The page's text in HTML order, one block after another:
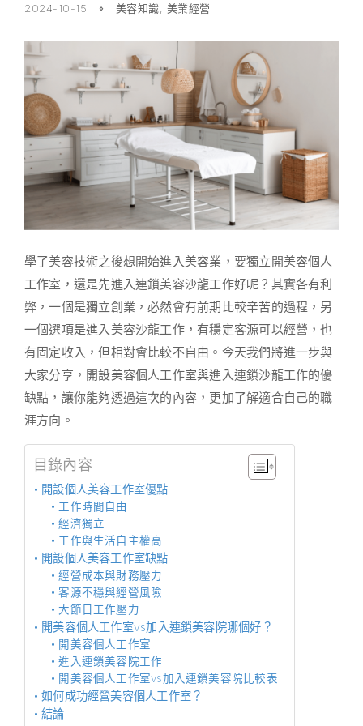
2024-10-15 美容知識 美業經營
學了美容技術之後想開始進入美容業，要獨立開美容個人
工作室，還是先進入連鎖美容沙龍工作好呢？其實各有利
弊，一個是獨立創業，必然會有前期比較辛苦的過程，另
一個選項是進入美容沙龍工作，有穩定客源可以經營，也
有固定收入，但相對會比較不自由。今天我們將進一步與
大家分享，開設美容個人工作室與進入連鎖沙龍工作的優
缺點，讓你能夠透過這次的內容，更加了解適合自己的職
涯方向。
目錄內容
開設個人美容工作室優點
工作時間自由
經濟獨立
工作與生活自主權高
開設個人美容工作室缺點
經營成本與財務壓力
客源不穩與經營風險
大節日工作壓力
開美容個人工作室vs加入連鎖美容院哪個好？
開美容個人工作室
進入連鎖美容院工作
開美容個人工作室vs加入連鎖美容院比較表
如何成功經營美容個人工作室？
結論